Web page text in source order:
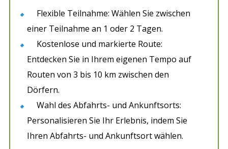
Flexible Teilnahme: Wählen Sie zwischen
einer Teilnahme an 1 oder 2 Tagen.
Kostenlose und markierte Route:
Entdecken Sie in Ihrem eigenen Tempo auf
Routen von 3 bis 10 km zwischen den
Dörfern.
Wahl des Abfahrts- und Ankunftsorts:
Personalisieren Sie Ihr Erlebnis, indem Sie
Ihren Abfahrts- und Ankunftsort wählen.